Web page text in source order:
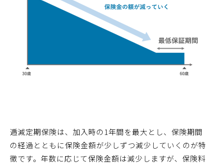
逓減定期保険は、加入時の1年間を最大とし、保険期間
の経過とともに保険金額が少しずつ減少していくのが特
徴です。年数に応じて保険金額は減少しますが、保険料